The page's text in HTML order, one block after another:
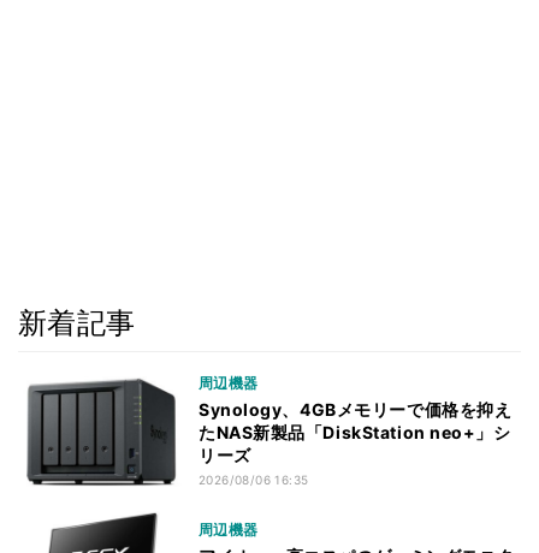
新着記事
周辺機器
Synology、4GBメモリーで価格を抑え
たNAS新製品「DiskStation neo+」シ
リーズ
2026/08/06 16:35
周辺機器